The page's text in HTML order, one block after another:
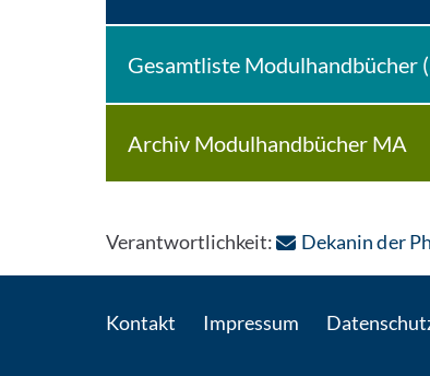
Gesamtliste Modulhandbücher
Archiv Modulhandbücher MA
Verantwortlichkeit: Dekanin der
Kontakt Impressum